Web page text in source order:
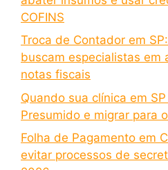
COFINS
Troca de Contador em
buscam especialistas em
notas fiscais
Quando sua clínica em
Presumido e migrar para
Folha de Pagamento em
evitar processos de